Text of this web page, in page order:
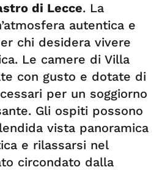
di Lecce. La
autentica e
chi desidera vivere
Le camere di Villa
con gusto e dotate di
per un soggiorno
Gli ospiti possono
vista panoramica
e rilassarsi nel
circondato dalla